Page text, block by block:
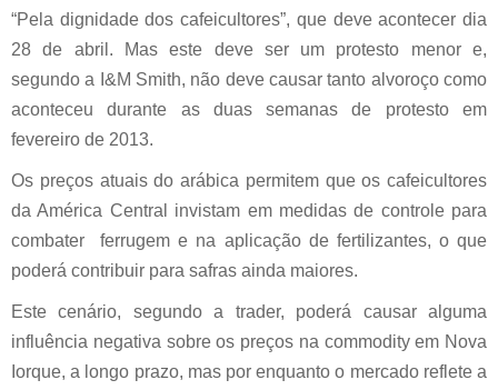
“Pela dignidade dos cafeicultores”, que deve acontecer dia
28 de abril. Mas este deve ser um protesto menor e,
segundo a I&M Smith, não deve causar tanto alvoroço como
aconteceu durante as duas semanas de protesto em
fevereiro de 2013.
Os preços atuais do arábica permitem que os cafeicultores
da América Central invistam em medidas de controle para
combater ferrugem e na aplicação de fertilizantes, o que
poderá contribuir para safras ainda maiores.
Este cenário, segundo a trader, poderá causar alguma
influência negativa sobre os preços na commodity em Nova
Iorque, a longo prazo, mas por enquanto o mercado reflete a